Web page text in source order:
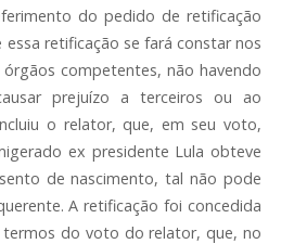
do pedido de retificação
retificação se fará constar nos
competentes, não havendo
prejuízo a terceiros ou ao
o relator, que, em seu voto,
ex presidente Lula obteve
de nascimento, tal não pode
A retificação foi concedida
termos do voto do relator, que, no